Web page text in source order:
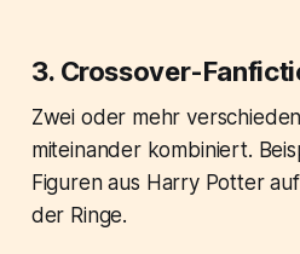
3. Crossover-
Zwei oder mehr
miteinander kombiniert.
Figuren aus Harry Potterauf
der Ringe.